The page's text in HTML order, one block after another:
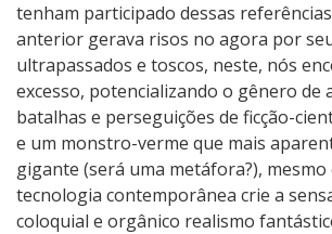
tenham participado dessas
anterior gerava risos no agora por
ultrapassados e toscos, neste, nós
excesso, potencializando o gênero de
batalhas e perseguições de ficção-
e um monstro-verme que mais
gigante (será uma metáfora?), mesmo
tecnologia contemporânea crie a
coloquial e orgânico realismo